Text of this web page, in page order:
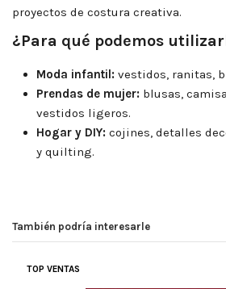
proyectos de costura creativa.
¿Para qué podemos
Moda infantil: vestidos, ranitas,
Prendas de mujer: blusas,
vestidos ligeros.
Hogar y DIY: cojines, detalles
y quilting.
También podría interesarle
TOP VENTAS